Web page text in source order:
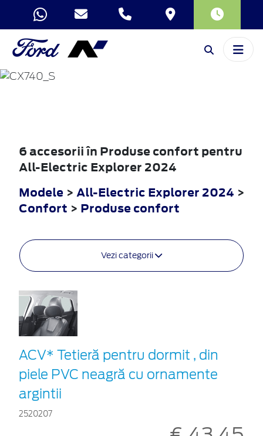
ALL-ELECTRIC
EXPLORER
6 accesorii în Produse confort pentru
All-Electric Explorer 2024
Modele > All-Electric Explorer 2024 >
Confort > Produse confort
Vezi categorii
ACV* Tetieră pentru dormit , din
piele PVC neagră cu ornamente
argintii
2520207